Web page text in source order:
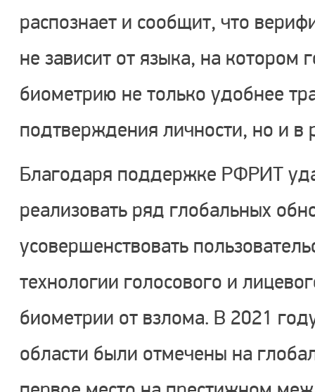
распознает и сообщит, что
не зависит от языка, на котором
биометрию не только удобнее
подтверждения личности, но и в
Благодаря поддержке РФРИТ
реализовать ряд глобальных
усовершенствовать
технологии голосового и
биометрии от взлома. В 2021
области были отмечены на